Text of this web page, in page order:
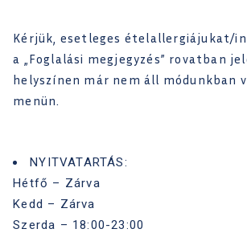
Kérjük, esetleges ételallergiájukat/
a „Foglalási megjegyzés” rovatban
helyszínen már nem áll módunkban
menün.
NYITVATARTÁS:
Hétfő – Zárva
Kedd – Zárva
Szerda – 18:00-23:00